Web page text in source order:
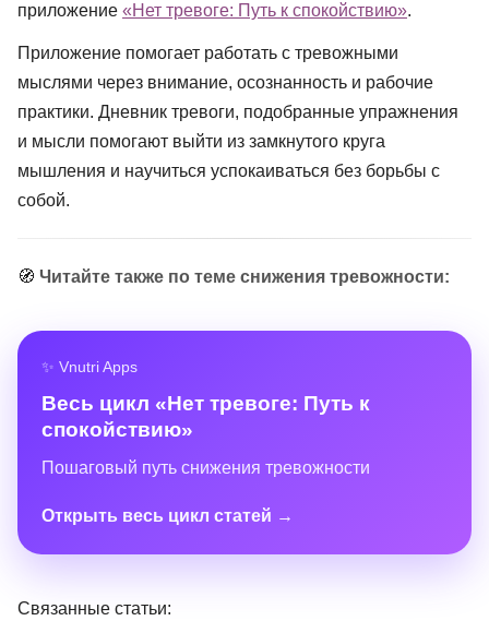
приложение «Нет тревоге: Путь к спокойствию».
Приложение помогает работать с тревожными
мыслями через внимание, осознанность и рабочие
практики. Дневник тревоги, подобранные упражнения
и мысли помогают выйти из замкнутого круга
мышления и научиться успокаиваться без борьбы с
собой.
🧭 Читайте также по теме снижения тревожности:
✨ Vnutri Apps
Весь цикл «Нет тревоге: Путь к
спокойствию»
Пошаговый путь снижения тревожности
Открыть весь цикл статей →
Связанные статьи: